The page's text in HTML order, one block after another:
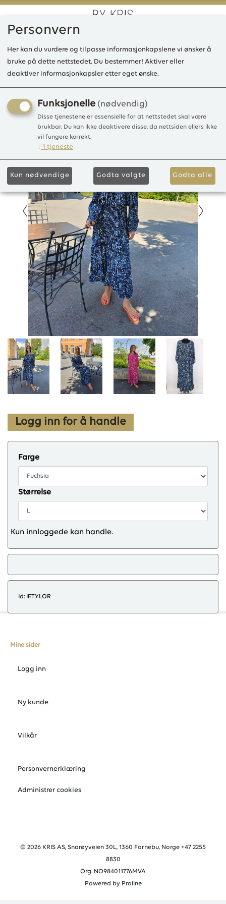
0
IE Tylor lang kjole, viscose
Viscose rayon crepe
Logg inn for å handle
Farge
Størrelse
Kun innloggede kan handle.
Id: IETYLOR
Mine sider
Logg inn
Ny kunde
Vilkår
Personvernerklæring
Administrer cookies
© 2026 KRIS AS, Snarøyveien 30L, 1360 Fornebu, Norge +47 2255
8830
Org. NO984011776MVA
Powered by Proline
Personvern
Her kan du vurdere og tilpasse informasjonkapslene vi ønsker å
bruke på dette nettstedet. Du bestemmer! Aktiver eller
deaktiver informasjonkapsler etter eget ønske.
Funksjonelle (nødvendig)
Disse tjenestene er essensielle for at nettstedet skal være
brukbar. Du kan ikke deaktivere disse, da nettsiden ellers ikke
vil fungere korrekt.
↓ 1 tjeneste
Kun nødvendige Godta valgte Godta alle